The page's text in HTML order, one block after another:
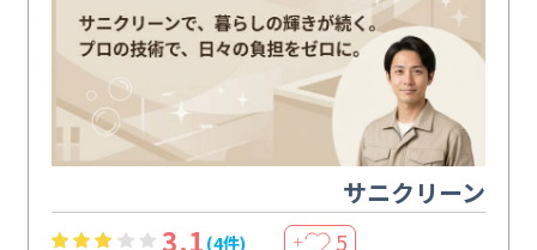
サニクリーン
3.1 (4件) ＋ 5